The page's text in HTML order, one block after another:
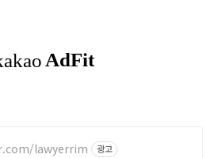
lawyerrim 광고